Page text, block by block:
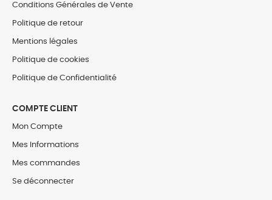
Conditions Générales de Vente
Politique de retour
Mentions légales
Politique de cookies
Politique de Confidentialité
COMPTE CLIENT
Mon Compte
Mes Informations
Mes commandes
Se déconnecter